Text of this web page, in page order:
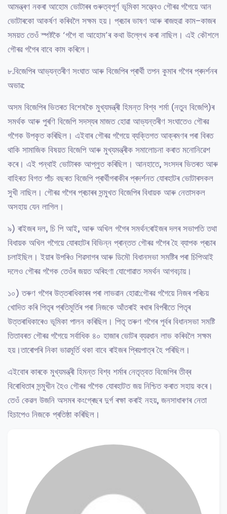
আমন্ত্ৰণ নকৰা আহোম ভোটাৰৰ গুৰুত্বপূৰ্ণ ভূমিকা সত্ত্বেও গৌৰৱ গগৈয়ে আন
ভোটাৰকো আকৰ্ষণ কৰিবলৈ সক্ষম হয়। প্ৰচাৰ ভাষণ আৰু ৰাজহুৱা কাম-কাজৰ
সময়ত তেওঁ স্পষ্টকৈ ‘গগৈ বা আহোম’ৰ কথা উল্লেখ কৰা নাছিল। এই কৌশলে
গৌৰৱ গগৈৰ বাবে কাম কৰিলে।
৮.বিজেপিৰ আভ্যন্তৰীণ সংঘাত আৰু বিজেপিৰ প্ৰাৰ্থী তপন কুমাৰ গগৈৰ প্ৰদৰ্শনৰ
অভাৱ:
অসম বিজেপিৰ ভিতৰত বিশেষকৈ মুখ্যমন্ত্ৰী হিমন্ত বিশ্ব শৰ্মা (নতুন বিজেপি)ৰ
সমৰ্থক আৰু পুৰণি বিজেপি সদস্যৰ মাজত হোৱা আভ্যন্তৰীণ সংঘাতেও গৌৰৱ
গগৈক উপকৃত কৰিছিল। এইবাৰ গৌৰৱ গগৈয়ে ব্যক্তিগত আক্ৰমণৰ পৰা বিৰত
থাকি সামাজিক বিষয়ত বিজেপি আৰু মুখ্যমন্ত্ৰীক সমালোচনা কৰাত মনোনিৱেশ
কৰে। এই পন্থাই ভোটাৰক আপ্লুত কৰিছিল। আনহাতে, সংসদৰ ভিতৰত আৰু
বাহিৰত বিগত পাঁচ বছৰত বিজেপি প্ৰাৰ্থীগৰাকীৰ প্ৰদৰ্শনত যোৰহাটৰ ভোটাৰসকল
সুখী নাছিল। গৌৰৱ গগৈৰ প্ৰচাৰৰ সন্মুখত বিজেপিৰ বিধায়ক আৰু নেতাসকল
অসহায় যেন লাগিল।
৯) ৰাইজৰ দল, চি পি আই, আৰু অখিল গগৈৰ সমৰ্থন:ৰাইজৰ দলৰ সভাপতি তথা
বিধায়ক অখিল গগৈয়ে যোৰহাটৰ বিভিন্ন প্ৰান্তত গৌৰৱ গগৈৰ হৈ ব্যাপক প্ৰচাৰ
চলাইছিল। ইয়াৰ উপৰিও শিৱসাগৰ আৰু ডিমৌ বিধানসভা সমষ্টিৰ পৰা চিপিআই
দলেও গৌৰৱ গগৈক তেওঁৰ জয়ত অৰিহণা যোগোৱাত সমৰ্থন আগবঢ়ায়।
১০) তৰুণ গগৈৰ উত্তৰাধিকাৰৰ পৰা লাভৱান হোৱা:গৌৰৱ গগৈয়ে নিজৰ পৰিচয়
খোদিত কৰি পিতৃৰ প্ৰতিমূৰ্তিৰ পৰা নিজকে আঁতৰাই ৰখাৰ বিপৰীতে পিতৃৰ
উত্তৰাধিকাৰেও ভূমিকা পালন কৰিছিল। পিতৃ তৰুণ গগৈৰ পূৰ্বৰ বিধানসভা সমষ্টি
তিতাবৰত গৌৰৱ গগৈয়ে সৰ্বাধিক ৪০ হাজাৰ ভোটৰ ব্যৱধান লাভ কৰিবলৈ সক্ষম
হয়।তাৰোপৰি নিকা ভাৱমূৰ্তি থকা বাবে ৰাইজৰ প্ৰিয়পাত্ৰ হৈ পৰিছিল।
এইবোৰ কাৰকে মুখ্যমন্ত্ৰী হিমন্ত বিশ্ব শৰ্মাৰ নেতৃত্বত বিজেপিৰ তীব্ৰ
বিৰোধিতাৰ সন্মুখীন হৈও গৌৰৱ গগৈক যোৰহাটত জয় নিশ্চিত কৰাত সহায় কৰে।
তেওঁ কেৱল উজনি অসমৰ কংগ্ৰেছৰ দুৰ্গ ৰক্ষা কৰাই নহয়, জনসাধাৰণৰ নেতা
হিচাপেও নিজকে প্ৰতিষ্ঠা কৰিছিল।